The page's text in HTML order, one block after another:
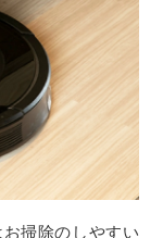
掃除のしやすい